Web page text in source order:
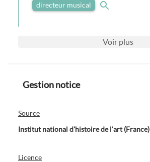
directeur musical
Voir plus
Gestion notice
Source
Institut national d'histoire de l'art (France)
Licence